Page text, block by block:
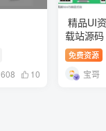
608 10
精品UI
载站源码
免费资源
宝哥